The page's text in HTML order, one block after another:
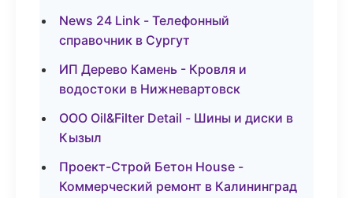
News 24 Link - Телефонный
справочник в Сургут
ИП Дерево Камень - Кровля и
водостоки в Нижневартовск
ООО Oil&Filter Detail - Шины и диски в
Кызыл
Проект-Строй Бетон House -
Коммерческий ремонт в Калининград